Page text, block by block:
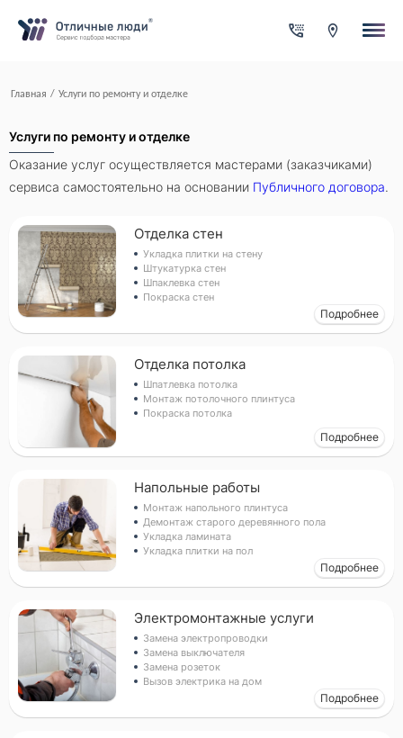
Главная / Услуги по ремонту и отделке
Услуги по ремонту и отделке
Оказание услуг осуществляется мастерами (заказчиками)
сервиса самостоятельно на основании Публичного договора.
Отделка стен
Укладка плитки на стену
Штукатурка стен
Шпаклевка стен
Покраска стен
Подробнее
Отделка потолка
Шпатлевка потолка
Монтаж потолочного плинтуса
Покраска потолка
Подробнее
Напольные работы
Монтаж напольного плинтуса
Демонтаж старого деревянного пола
Укладка ламината
Укладка плитки на пол
Подробнее
Электромонтажные услуги
Замена электропроводки
Замена выключателя
Замена розеток
Вызов электрика на дом
Подробнее
За каждый оформленный заказ вы получаете Cash-back на
свой счет
меняться в зависимости от сложности работы
Имя*
Город*
Адрес*
Телефон*
Опишите задачу
Прикрепить фото (до 5 шт.) (Подсказка: фото помогут мастеру
точнее оценить задачу)
Добавить фото
Я согласен с условиямиобработки данных